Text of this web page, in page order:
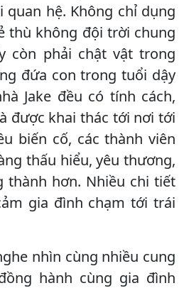
hệ. Không chỉ dụng
thù không đội trời chung
còn phải chật vật trong
đứa con trong tuổi dậy
Jake đều có tính cách,
được khai thác tới nơi tới
biến cố, các thành viên
thấu hiểu, yêu thương,
thành hơn. Nhiều chi tiết
gia đình chạm tới trái
nhìn cùng nhiều cung
hành cùng gia đình